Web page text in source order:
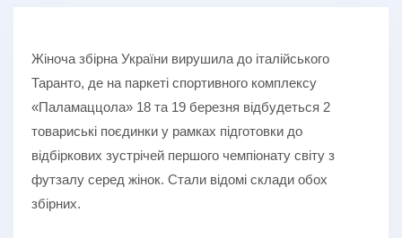
Жіноча збірна України вирушила до італійського
Таранто, де на паркеті спортивного комплексу
«Паламаццола» 18 та 19 березня відбудеться 2
товариські поєдинки у рамках підготовки до
відбіркових зустрічей першого чемпіонату світу з
футзалу серед жінок. Стали відомі склади обох
збірних.